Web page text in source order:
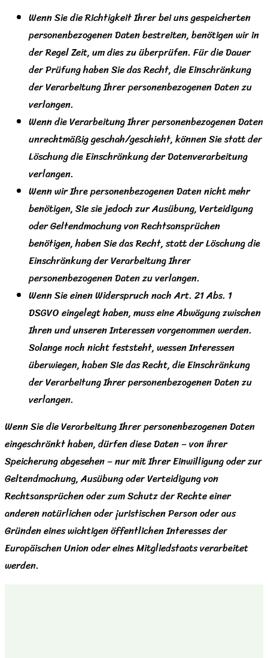
Wenn Sie die Richtigkeit Ihrer bei uns gespeicherten
personenbezogenen Daten bestreiten, benötigen wir in
der Regel Zeit, um dies zu überprüfen. Für die Dauer
der Prüfung haben Sie das Recht, die Einschränkung
der Verarbeitung Ihrer personenbezogenen Daten zu
verlangen.
Wenn die Verarbeitung Ihrer personenbezogenen Daten
unrechtmäßig geschah/geschieht, können Sie statt der
Löschung die Einschränkung der Datenverarbeitung
verlangen.
Wenn wir Ihre personenbezogenen Daten nicht mehr
benötigen, Sie sie jedoch zur Ausübung, Verteidigung
oder Geltendmachung von Rechtsansprüchen
benötigen, haben Sie das Recht, statt der Löschung die
Einschränkung der Verarbeitung Ihrer
personenbezogenen Daten zu verlangen.
Wenn Sie einen Widerspruch nach Art. 21 Abs. 1
DSGVO eingelegt haben, muss eine Abwägung zwischen
Ihren und unseren Interessen vorgenommen werden.
Solange noch nicht feststeht, wessen Interessen
überwiegen, haben Sie das Recht, die Einschränkung
der Verarbeitung Ihrer personenbezogenen Daten zu
verlangen.
Wenn Sie die Verarbeitung Ihrer personenbezogenen Daten
eingeschränkt haben, dürfen diese Daten – von ihrer
Speicherung abgesehen – nur mit Ihrer Einwilligung oder zur
Geltendmachung, Ausübung oder Verteidigung von
Rechtsansprüchen oder zum Schutz der Rechte einer
anderen natürlichen oder juristischen Person oder aus
Gründen eines wichtigen öffentlichen Interesses der
Europäischen Union oder eines Mitgliedstaats verarbeitet
werden.